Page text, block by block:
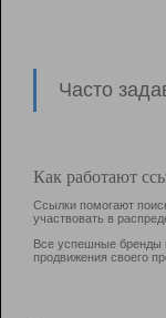
Часто
Как работают
Ссылки помогают
участвовать в
Все успешные бренды
продвижения своего